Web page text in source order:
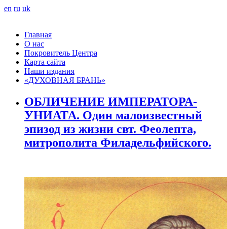
en ru uk
Главная
О нас
Покровитель Центра
Карта сайта
Наши издания
«ДУХОВНАЯ БРАНЬ»
ОБЛИЧЕНИЕ ИМПЕРАТОРА-
УНИАТА. Один малоизвестный
эпизод из жизни свт. Феолепта,
митрополита Филадельфийского.